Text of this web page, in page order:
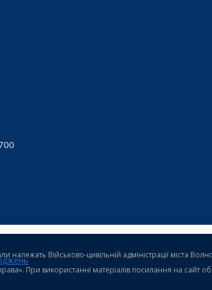
належать Військово-цивільній адміністрації міста
При використанні матеріалів посилання на сайт